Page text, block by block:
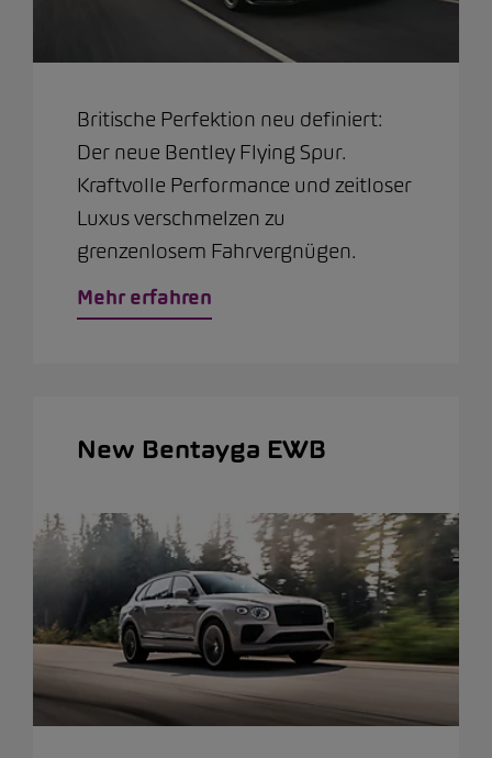
Britische Perfektion neu definiert:
Der neue Bentley Flying Spur.
Kraftvolle Performance und zeitloser
Luxus verschmelzen zu
grenzenlosem Fahrvergnügen.
Mehr erfahren
New Bentayga EWB